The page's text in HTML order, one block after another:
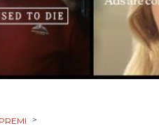
PREMI >